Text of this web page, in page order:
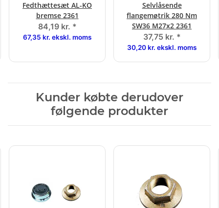
Fedthættesæt AL-KO
bremse 2361
84,19 kr. *
67,35 kr. ekskl. moms
Selvlåsende
flangemøtrik 280 Nm
SW36 M27x2 2361
37,75 kr. *
30,20 kr. ekskl. moms
Kunder købte derudover
følgende produkter